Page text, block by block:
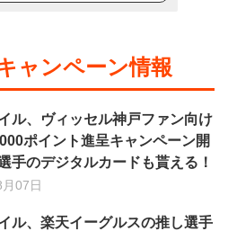
ャンペーン情報
ル、ヴィッセル神戸ファン向け
ポイント進呈キャンペーン開
手のデジタルカードも貰える！
07日
ル、楽天イーグルスの推し選手